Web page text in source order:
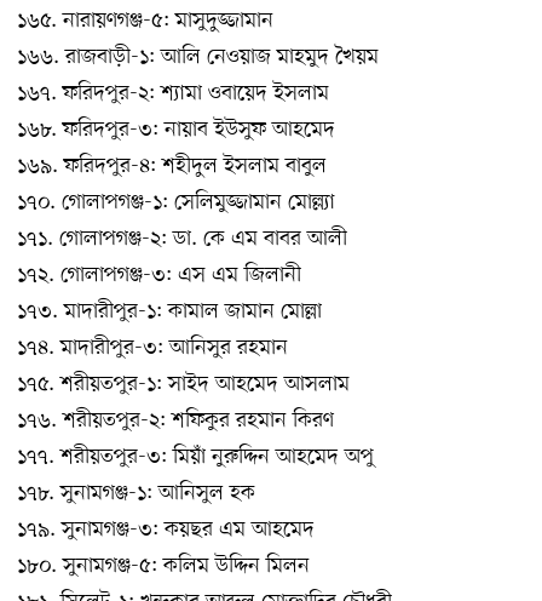
১৬৫. নারায়ণগঞ্জ-৫: মাসুদুজ্জামান
১৬৬. রাজবাড়ী-১: আলি নেওয়াজ মাহমুদ খৈয়ম
১৬৭. ফরিদপুর-২: শ্যামা ওবায়েদ ইসলাম
১৬৮. ফরিদপুর-৩: নায়াব ইউসুফ আহমেদ
১৬৯. ফরিদপুর-৪: শহীদুল ইসলাম বাবুল
১৭০. গোলাপগঞ্জ-১: সেলিমুজ্জামান মোল্ল্যা
১৭১. গোলাপগঞ্জ-২: ডা. কে এম বাবর আলী
১৭২. গোলাপগঞ্জ-৩: এস এম জিলানী
১৭৩. মাদারীপুর-১: কামাল জামান মোল্লা
১৭৪. মাদারীপুর-৩: আনিসুর রহমান
১৭৫. শরীয়তপুর-১: সাইদ আহমেদ আসলাম
১৭৬. শরীয়তপুর-২: শফিকুর রহমান কিরণ
১৭৭. শরীয়তপুর-৩: মিয়াঁ নুরুদ্দিন আহমেদ অপু
১৭৮. সুনামগঞ্জ-১: আনিসুল হক
১৭৯. সুনামগঞ্জ-৩: কয়ছর এম আহমেদ
১৮০. সুনামগঞ্জ-৫: কলিম উদ্দিন মিলন